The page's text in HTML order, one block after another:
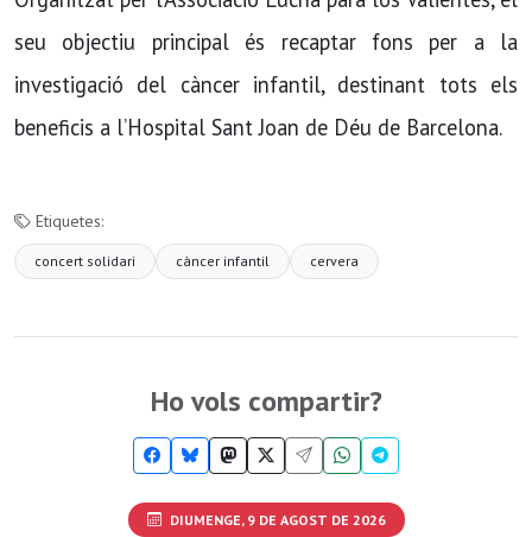
seu objectiu principal és recaptar fons per a la
investigació del càncer infantil, destinant tots els
beneficis a l’Hospital Sant Joan de Déu de Barcelona.
Etiquetes:
concert solidari càncer infantil cervera
Ho vols compartir?
DIUMENGE, 9 DE AGOST DE 2026